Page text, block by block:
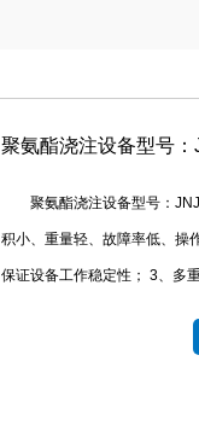
聚氨酯浇注设备型号：
聚氨酯浇注设备型号：
积小、重量轻、故障率低、操
保证设备工作稳定性； 3、多